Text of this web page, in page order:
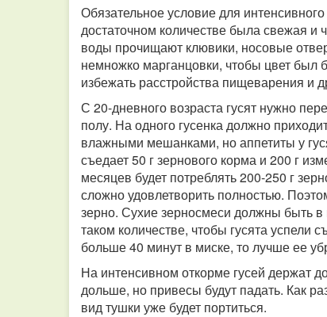
Обязательное условие для
достаточном количестве была свежая и
воды прочищают клювики, носовые
немножко марганцовки, чтобы цвет
избежать расстройства пищеварения и
С 20-дневного возраста гусят нужно
полу. На одного гусенка должно
влажными мешанками, но аппетиты у
съедает 50 г зернового корма и 200 г
месяцев будет потреблять 200-250 г
сложно удовлетворить полностью.
зерно. Сухие зерносмеси должны быть
таком количестве, чтобы гусята
больше 40 минут в миске, то лучше ее
На интенсивном откорме гусей держат
дольше, но привесы будут падать. Как
вид тушки уже будет портиться.